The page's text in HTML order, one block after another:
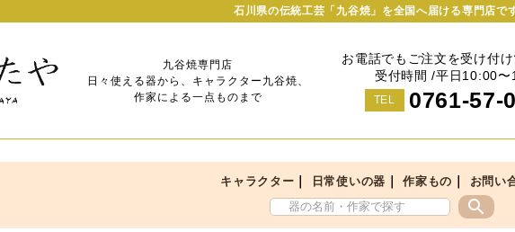
石川県の伝統工芸「九谷焼」を全国へ届ける専門店です
九谷焼専門店
日々使える器から、キャラクター九谷焼、
作家による一点ものまで
お電話でもご注文を受け付
受付時間 /平日10:00〜
TEL 0761-57-
キャラクター 日常使いの器 ｜作家もの お問い
search